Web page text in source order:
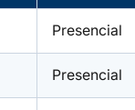
Presencial
Presencial